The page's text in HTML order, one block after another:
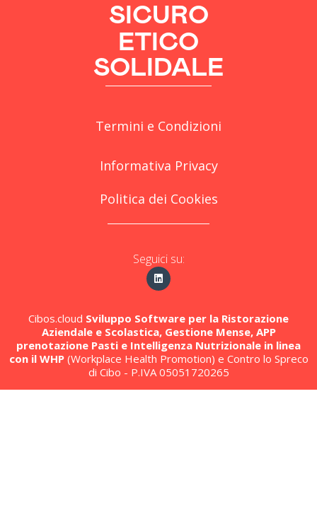
SICURO
ETICO
SOLIDALE
Termini e Condizioni
Informativa Privacy
Politica dei Cookies
Seguici su:
Cibos.cloud Sviluppo Software per la Ristorazione
Aziendale e Scolastica, Gestione Mense, APP
prenotazione Pasti e Intelligenza Nutrizionale in linea
con il WHP (Workplace Health Promotion) e Contro lo Spreco
di Cibo - P.IVA 05051720265